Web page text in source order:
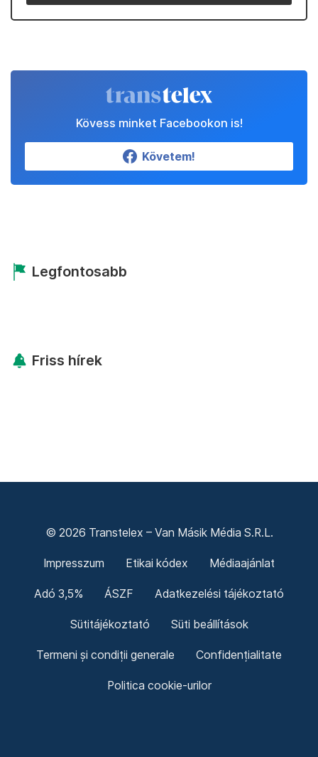
Kövess minket Facebookon is!
Követem!
Legfontosabb
Friss hírek
© 2026 Transtelex – Van Másik Média S.R.L.
Impresszum Etikai kódex Médiaajánlat
Adó 3,5% ÁSZF Adatkezelési tájékoztató
Sütitájékoztató Süti beállítások
Termeni și condiții generale Confidențialitate
Politica cookie-urilor